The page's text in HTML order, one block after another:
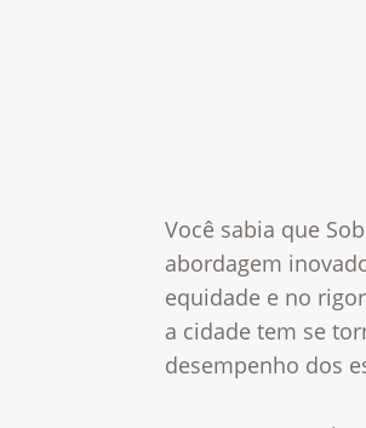
Você sabia que
abordagem
equidade e no
a cidade tem se
desempenho dos